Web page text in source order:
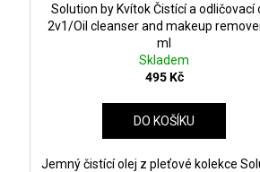
Solution by Kvítok Čistící a odličovací
2v1/Oil cleanser and makeup
ml
Skladem
495 Kč
DO KOŠÍKU
Jemný čistící olej z pleťové kolekce